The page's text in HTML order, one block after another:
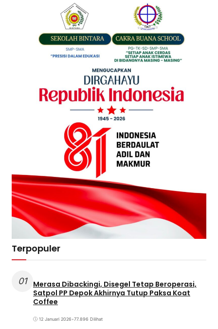
Terpopuler
01
Merasa Dibackingi, Disegel Tetap Beroperasi,
Satpol PP Depok Akhirnya Tutup Paksa Koat
Coffee
12 Januari 2026•77.896 Dilihat